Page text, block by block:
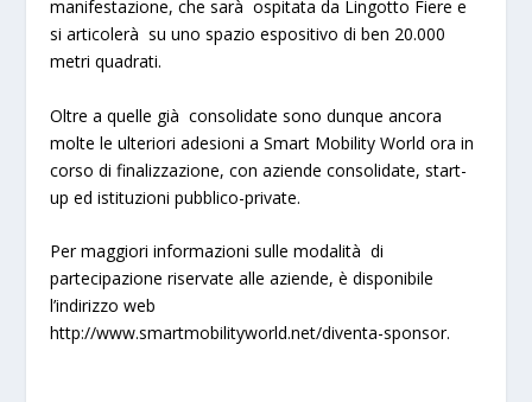
manifestazione, che sarà ospitata da Lingotto Fiere e
si articolerà su uno spazio espositivo di ben 20.000
metri quadrati.
Oltre a quelle già consolidate sono dunque ancora
molte leulteriori adesioni a Smart Mobility World ora in
corso di finalizzazione, conaziende consolidate, start-
up ed istituzioni pubblico-private.
Per maggiori informazioni sulle modalità di
partecipazione riservate alle aziende, è disponibile
l’indirizzo web
http://www.smartmobilityworld.net/diventa-sponsor.